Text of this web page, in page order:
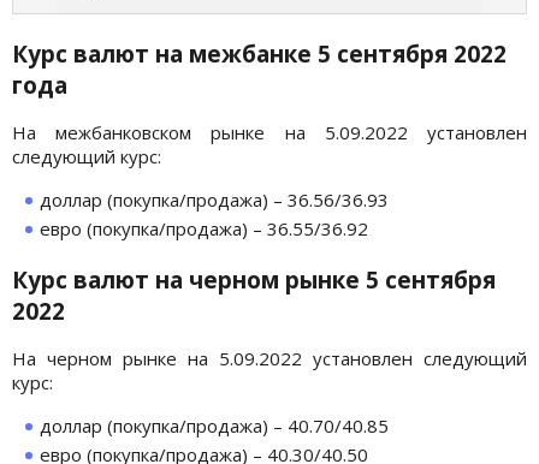
Курс валют на межбанке 5 сентября 2022
года
На межбанковском рынке на 5.09.2022 установлен
следующий курс:
доллар (покупка/продажа) – 36.56/36.93
евро (покупка/продажа) – 36.55/36.92
Курс валют на черном рынке 5 сентября
2022
На черном рынке на 5.09.2022 установлен следующий
курс:
доллар (покупка/продажа) – 40.70/40.85
евро (покупка/продажа) – 40.30/40.50